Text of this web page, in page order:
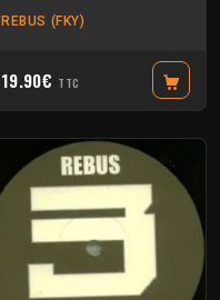
REBUS (FKY)
19.90€ TTC